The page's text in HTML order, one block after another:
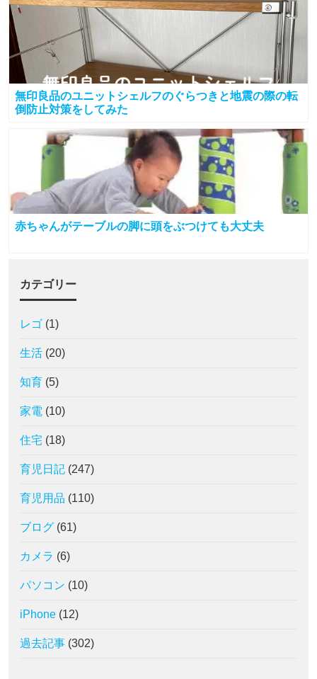
無印良品のユニットシェルフのぐらつきと地震の際の転
倒防止対策をしてみた
赤ちゃんがテーブルの脚に頭をぶつけても大丈夫
カテゴリー
レゴ (1)
生活 (20)
知育 (5)
家電 (10)
住宅 (18)
育児日記 (247)
育児用品 (110)
ブログ (61)
カメラ (6)
パソコン (10)
iPhone (12)
過去記事 (302)